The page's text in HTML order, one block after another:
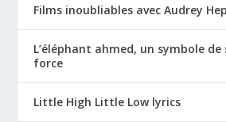
Films inoubliables avec Audrey
L’éléphant ahmed, un symbole de
force
Little High Little Low lyrics